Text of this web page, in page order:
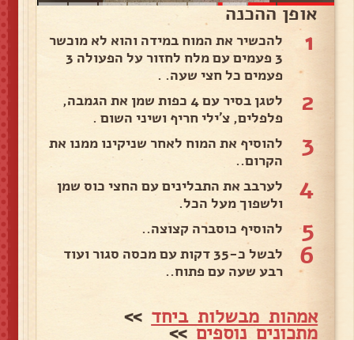
אופן ההכנה
1
להכשיר את המוח במידה והוא לא מוכשר
3 פעמים עם מלח לחזור על הפעולה 3
פעמים כל חצי שעה. .
2
לטגן בסיר עם 4 כפות שמן את הגמבה,
פלפלים, צ'ילי חריף ושיני השום .
3
להוסיף את המוח לאחר שניקינו ממנו את
הקרום..
4
לערבב את התבלינים עם החצי כוס שמן
ולשפוך מעל הכל.
5 להוסיף כוסברה קצוצה..
6
לבשל כ-35 דקות עם מכסה סגור ועוד
רבע שעה עם פתוח..
אמהות מבשלות ביחד >>
מתכונים נוספים>>